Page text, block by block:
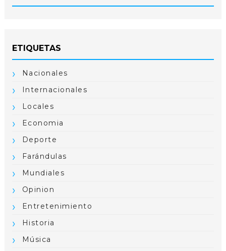
ETIQUETAS
Nacionales
Internacionales
Locales
Economia
Deporte
Farándulas
Mundiales
Opinion
Entretenimiento
Historia
Música